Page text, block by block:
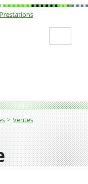
Prestations
Ventes